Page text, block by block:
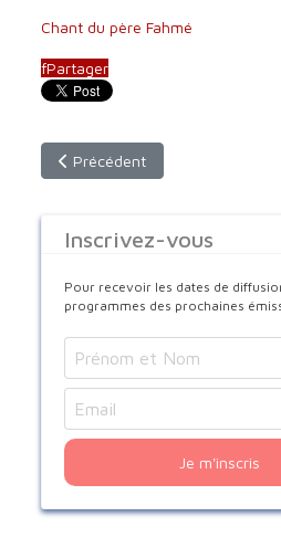
Chant du père Fahmé
fPartager
Article précédent : Eglise
Précédent
Inscrivez-vous
Pour recevoir les dates de
programmes des prochaines
Je m'inscris